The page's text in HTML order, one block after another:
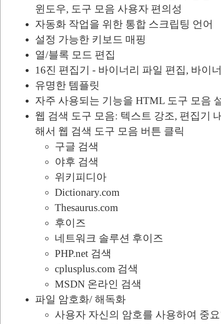
윈도우, 도구 모음 사용자 편의성
자동화 작업을 위한 통합 스크립팅 언어
설정 가능한 키보드 매핑
열/블록 모드 편집
16진 편집기 - 바이너리 파일 편집, 바이
유명한 템플릿
자주 사용되는 기능을 HTML 도구 모음
웹 검색 도구 모음: 텍스트 강조, 편집기
해서 웹 검색 도구 모음 버튼 클릭
구글 검색
야후 검색
위키피디아
Dictionary.com
Thesaurus.com
후이즈
네트워크 솔루션 후이즈
PHP.net 검색
cplusplus.com 검색
MSDN 온라인 검색
파일 암호화/ 해독화
사용자 자신의 암호를 사용하여 중